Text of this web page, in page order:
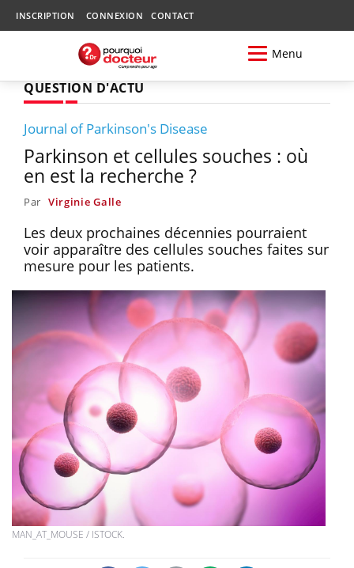
INSCRIPTION CONNEXION CONTACT
Menu
QUESTION D'ACTU
Journal of Parkinson's Disease
Parkinson et cellules souches : où
en est la recherche ?
Par Virginie Galle
Les deux prochaines décennies pourraient
voir apparaître des cellules souches faites sur
mesure pour les patients.
MAN_AT_MOUSE / ISTOCK.